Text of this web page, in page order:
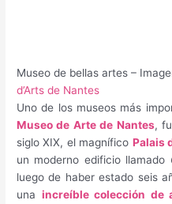
Museo de bellas artes –
d’Arts de Nantes
Uno de los museos más
Museo de Arte de Nantes,
siglo XIX, el magnífico Palais
un moderno edificio llamado
luego de haber estado seis
una increíble colección de